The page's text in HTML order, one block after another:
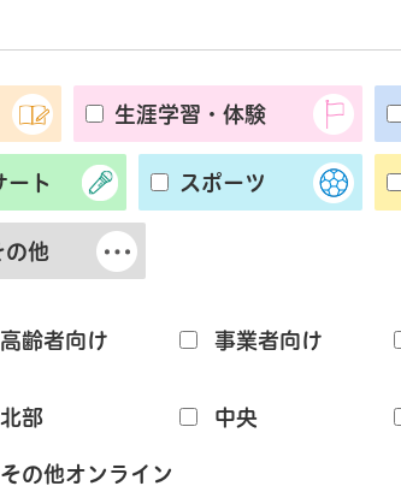
生涯学習・体験
ート スポーツ
の他
高齢者向け 事業者向け
北部 中央
その他オンライン